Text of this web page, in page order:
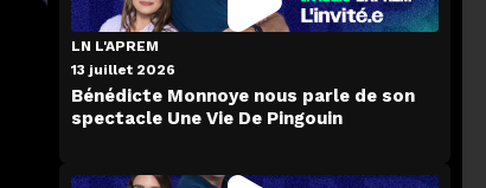
LN L'APREM
13 juillet 2026
Bénédicte Monnoye nous parle de son
spectacle Une Vie De Pingouin